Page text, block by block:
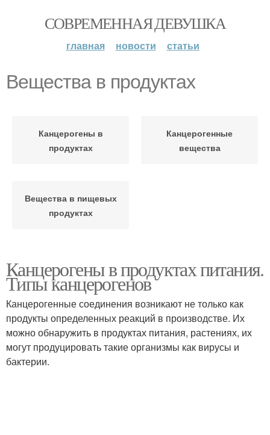
СОВРЕМЕННАЯ ДЕВУШКА
главная новости статьи
Вещества в продуктах
Канцерогены в
продуктах
Канцерогенные
вещества
Вещества в пищевых
продуктах
Канцерогены в продуктах питания.
Типы канцерогенов
Канцерогенные соединения возникают не только как
продукты определенных реакций в производстве. Их
можно обнаружить в продуктах питания, растениях, их
могут продуцировать такие организмы как вирусы и
бактерии.